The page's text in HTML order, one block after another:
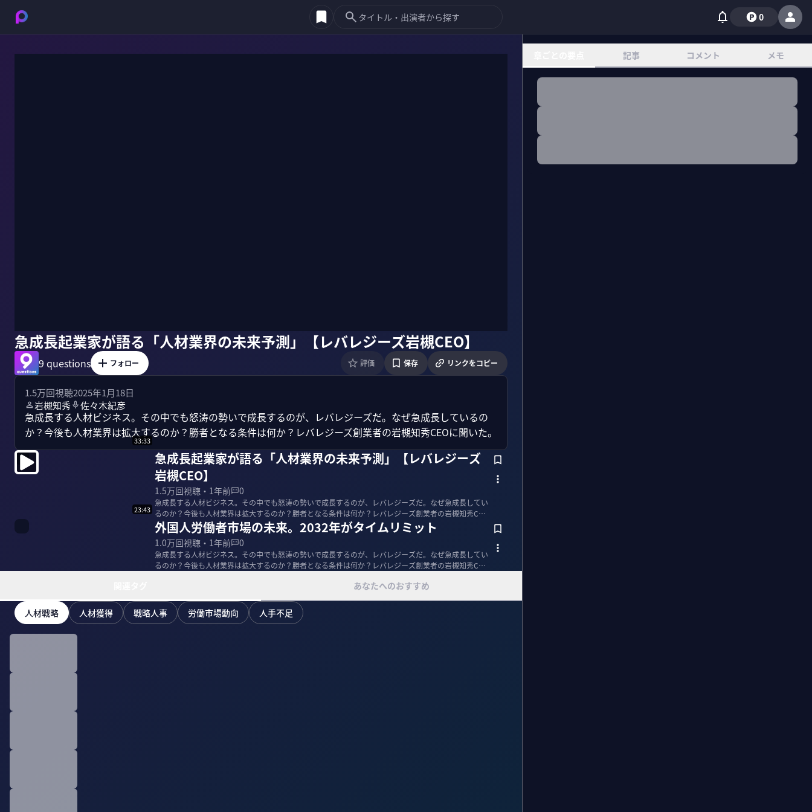
0
急成長起業家が語る「人材業界の未来予測」【レバレジーズ岩槻CEO】
9 questions フォロー 評価 保存 リンクをコピー
1.5万回視聴2025年1月18日
岩槻知秀
佐々木紀彦
急成長する人材ビジネス。その中でも怒涛の勢いで成長するのが、レバレジーズだ。なぜ急成長しているの
か？今後も人材業界は拡大するのか？勝者となる条件は何か？レバレジーズ創業者の岩槻知秀CEOに聞いた。
33:33
急成長起業家が語る「人材業界の未来予測」【レバレジーズ
岩槻CEO】
1.5万回視聴・ 1年前 0
急成長する人材ビジネス。その中でも怒涛の勢いで成長するのが、レバレジーズだ。なぜ急成長してい
るのか？今後も人材業界は拡大するのか？勝者となる条件は何か？レバレジーズ創業者の岩槻知秀CEO
に聞いた。
23:43
外国人労働者市場の未来。2032年がタイムリミット
1.0万回視聴・ 1年前 0
急成長する人材ビジネス。その中でも怒涛の勢いで成長するのが、レバレジーズだ。なぜ急成長してい
るのか？今後も人材業界は拡大するのか？勝者となる条件は何か？レバレジーズ創業者の岩槻知秀CEO
あなたへのおすすめ
人材戦略 人材獲得 戦略人事 労働市場動向 人手不足
記事 コメント メモ